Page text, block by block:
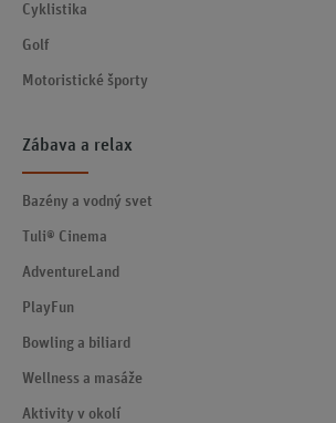
Cyklistika
Golf
Motoristické športy
Zábava a relax
Bazény a vodný svet
Tuli® Cinema
AdventureLand
PlayFun
Bowling a biliard
Wellness a masáže
Aktivity v okolí